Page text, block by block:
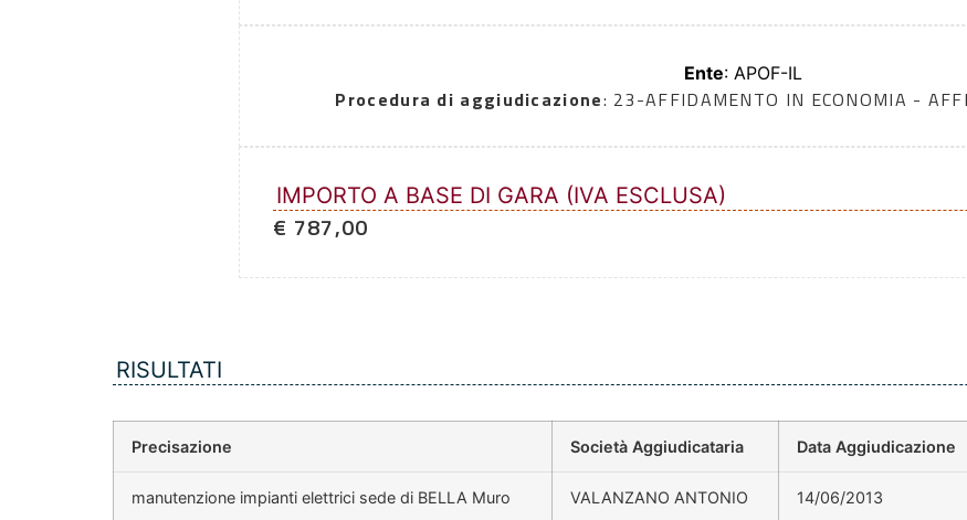
Ente: APOF-IL
Procedura di aggiudicazione: 23-AFFIDAMENTO IN ECONOMIA -
IMPORTO A BASE DI GARA (IVA ESCLUSA)
€ 787,00
RISULTATI
Precisazione Società Aggiudicataria Data Aggiudicazione
manutenzione impianti elettrici sede di BELLA Muro VALANZANO ANTONIO 14/06/2013